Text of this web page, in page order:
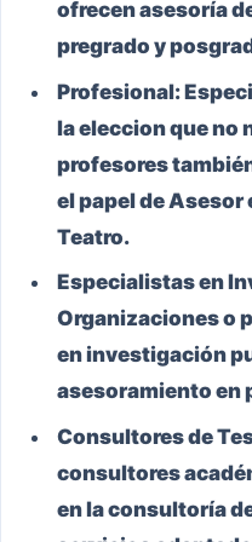
ofrecen asesoría
pregrado y
Profesional:
la eleccion que no
profesores
el papel de Asesor
Teatro.
Especialistas en
Organizaciones o
en investigación
asesoramiento en
Consultores de
consultores
en la consultoría